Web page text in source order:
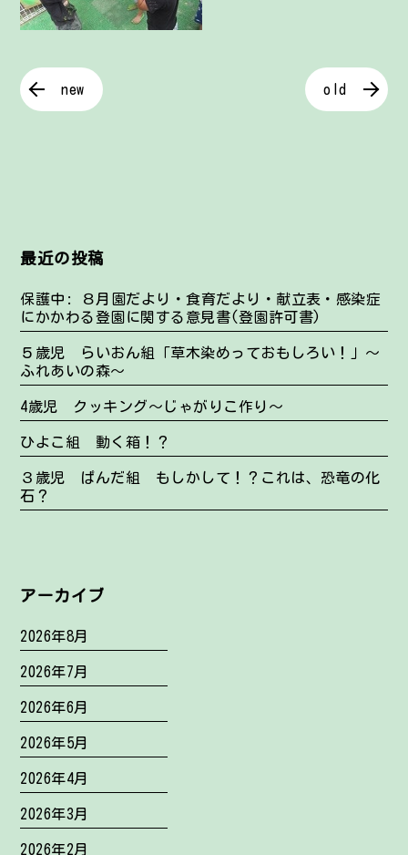
new old
最近の投稿
保護中: ８月園だより・食育だより・献立表・感染症
にかかわる登園に関する意見書(登園許可書)
５歳児 らいおん組「草木染めっておもしろい！」～
ふれあいの森～
4歳児 クッキング～じゃがりこ作り～
ひよこ組 動く箱！？
３歳児 ぱんだ組 もしかして！？これは、恐竜の化
石？
アーカイブ
2026年8月
2026年7月
2026年6月
2026年5月
2026年4月
2026年3月
2026年2月